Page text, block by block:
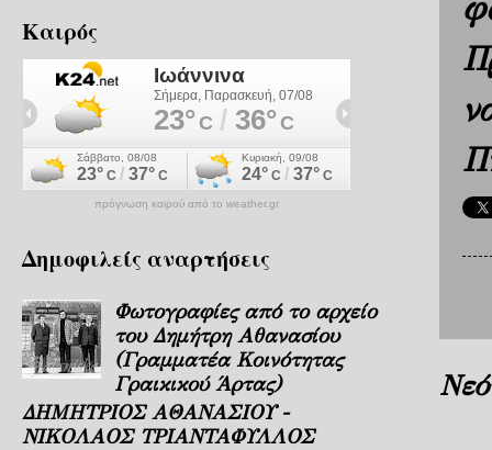
Καιρός
πρόγνωση καιρού από το weather.gr
Δημοφιλείς αναρτήσεις
Φωτογραφίες από το αρχείο
του Δημήτρη Αθανασίου
(Γραμματέα Κοινότητας
Γραικικού Άρτας)
ΔΗΜΗΤΡΙΟΣ ΑΘΑΝΑΣΙΟΥ -
ΝΙΚΟΛΑΟΣ ΤΡΙΑΝΤΑΦΥΛΛΟΣ